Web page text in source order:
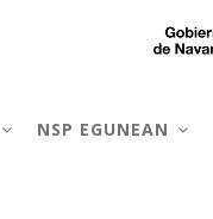
NSP EGUNEAN